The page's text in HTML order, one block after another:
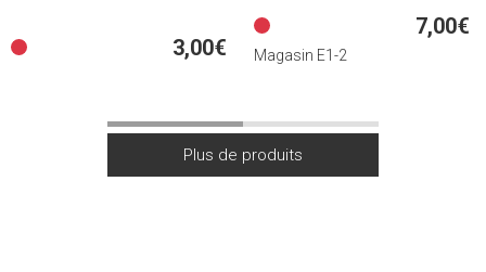
3,00€
7,00€
Magasin E1-2